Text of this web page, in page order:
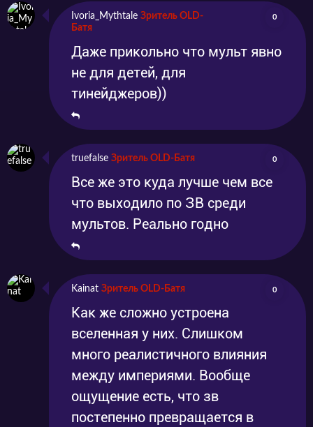
Ivoria_Mythtale Зритель OLD-
Батя
0
Даже прикольно что мульт явно
не для детей, для
тинейджеров))
truefalse Зритель OLD-Батя 0
Все же это куда лучше чем все
что выходило по ЗВ среди
мультов. Реально годно
Kainat Зритель OLD-Батя 0
Как же сложно устроена
вселенная у них. Слишком
много реалистичного влияния
между империями. Вообще
ощущение есть, что зв
постепенно превращается в